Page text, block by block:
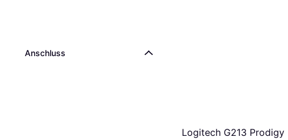
Anschluss
Logitech G213 Prodigy